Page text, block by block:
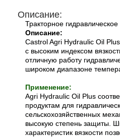
Описание:
Тракторное гидравлическое
Описание:
Castrol Agri Hydraulic Oil Plus
с высоким индексом
отличную работу
широком диапазоне
Применение:
Agri Hydraulic Oil Plus
продуктам для
сельскохозяйственных
высокую степень защиты.
характеристик вязкости